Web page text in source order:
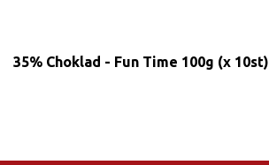
35% Choklad - Fun Time 100g (x 10st)